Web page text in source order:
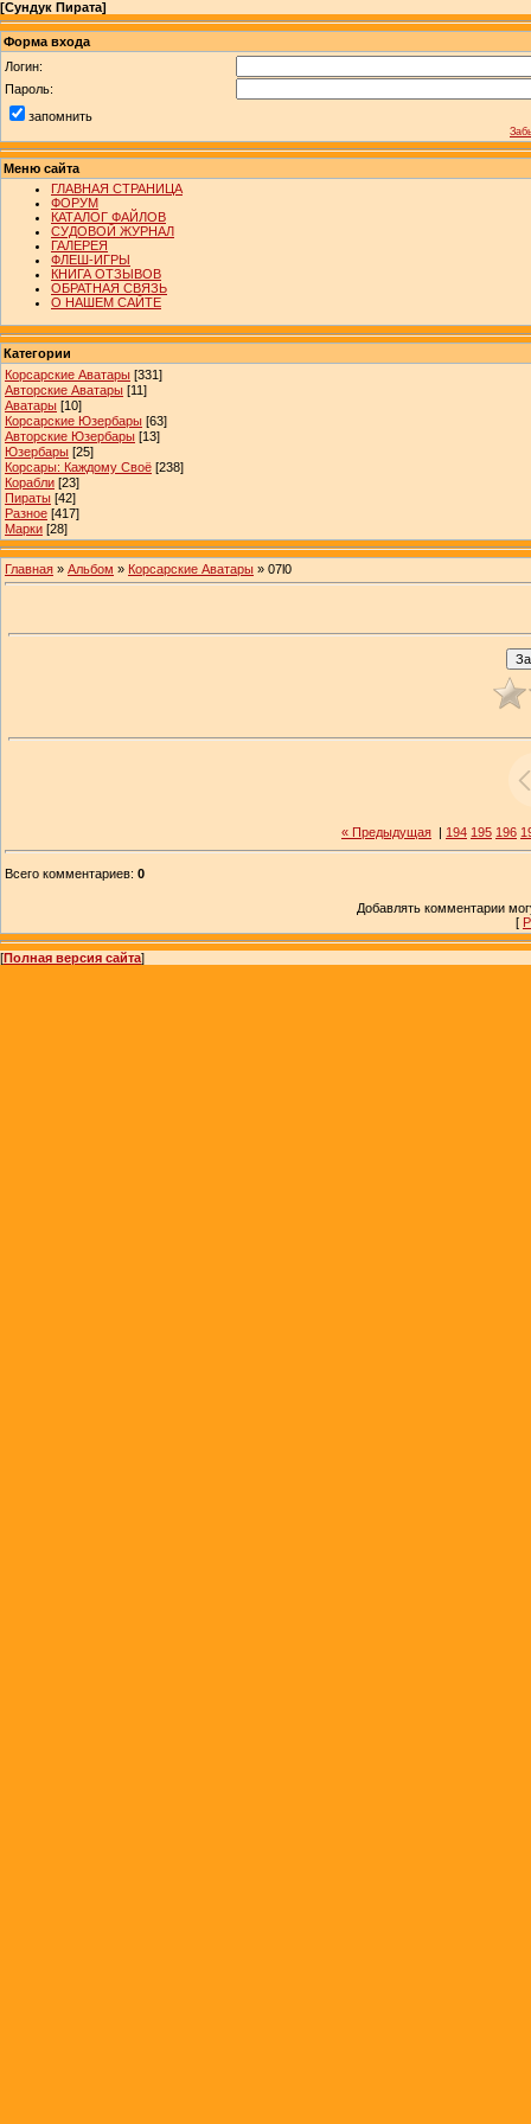
[Сундук Пирата]
Форма входа
Логин:
Пароль:
запомнить
Меню сайта
ГЛАВНАЯ СТРАНИЦА
ФОРУМ
КАТАЛОГ ФАЙЛОВ
СУДОВОЙ ЖУРНАЛ
ГАЛЕРЕЯ
ФЛЕШ-ИГРЫ
КНИГА ОТЗЫВОВ
ОБРАТНАЯ СВЯЗЬ
О НАШЕМ САЙТЕ
Категории
Корсарские Аватары [331]
Авторские Аватары [11]
Аватары [10]
Корсарские Юзербары [63]
Авторские Юзербары [13]
Юзербары [25]
Корсары: Каждому Своё [238]
Корабли [23]
Пираты [42]
Разное [417]
Марки [28]
Главная » Альбом » Корсарские Аватары » 07l0
« Предыдущая 194 195 196
Всего комментариев: 0
Добавлять комментарии
[
[Полная версия сайта]